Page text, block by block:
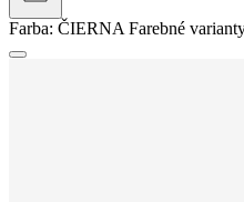
Farba: ČIERNA Farebné